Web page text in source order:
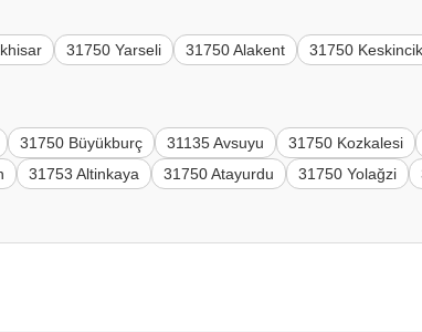
31750 Yarseli 31750 Alakent 31750
31750 Büyükburç 31135 Avsuyu
31750 Kozkalesi
31753 Altinkaya 31750 Atayurdu 31750 Yolağzi